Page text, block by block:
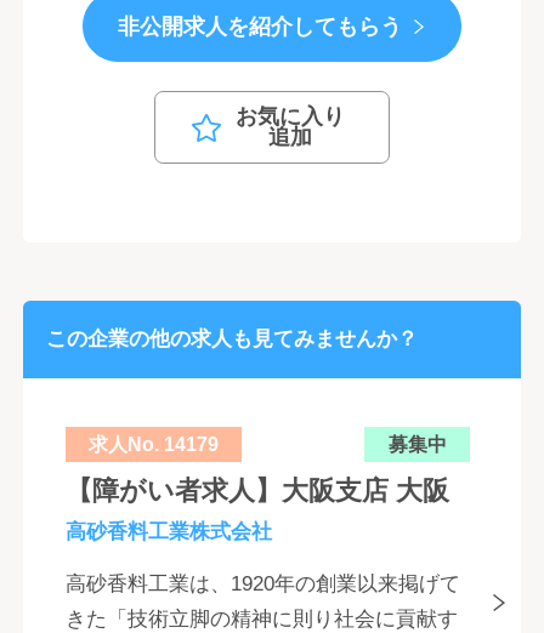
非公開求人を紹介してもらう
お気に入り
追加
この企業の他の求人も見てみませんか？
求人No. 14179 募集中
【障がい者求人】大阪支店 大阪
高砂香料工業株式会社
高砂香料工業は、1920年の創業以来掲げて
きた「技術立脚の精神に則り社会に貢献す